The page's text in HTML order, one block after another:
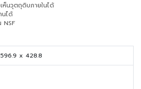
ห็นวุตถุดิบภายในได้
นได้
NSF
x 428.8